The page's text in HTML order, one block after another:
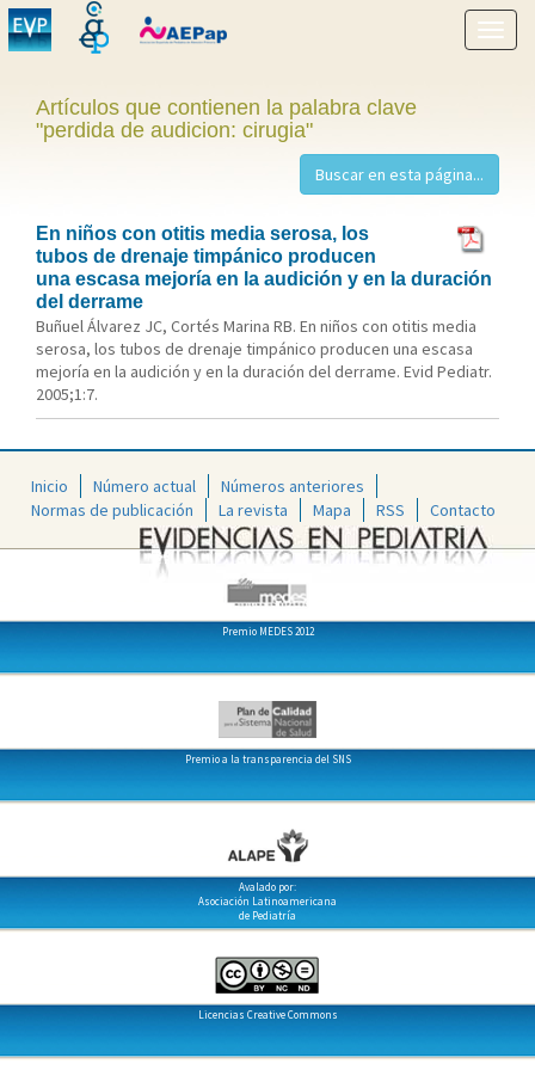
menú
Artículos que contienen la palabra clave
"perdida de audicion: cirugia"
En niños con otitis media serosa, los
tubos de drenaje timpánico producen
una escasa mejoría en la audición y en la duración
del derrame
Buñuel Álvarez JC, Cortés Marina RB. En niños con otitis media
serosa, los tubos de drenaje timpánico producen una escasa
mejoría en la audición y en la duración del derrame. Evid Pediatr.
2005;1:7.
Inicio Número actual
Números anteriores
Normas de publicación
La revista Mapa RSS Contacto
Premio MEDES 2012
Premio a la transparencia del SNS
Avalado por:
Asociación Latinoamericana
de Pediatría
Licencias Creative Commons